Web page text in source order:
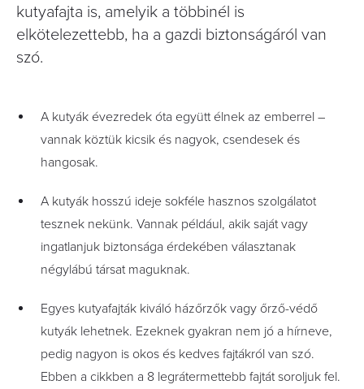
kutyafajta is, amelyik a többinél is
elkötelezettebb, ha a gazdi biztonságáról van
szó.
A kutyák évezredek óta együtt élnek az emberrel –
vannak köztük kicsik és nagyok, csendesek és
hangosak.
A kutyák hosszú ideje sokféle hasznos szolgálatot
tesznek nekünk. Vannak például, akik saját vagy
ingatlanjuk biztonsága érdekében választanak
négylábú társat maguknak.
Egyes kutyafajták kiváló házőrzők vagy őrző-védő
kutyák lehetnek. Ezeknek gyakran nem jó a hírneve,
pedig nagyon is okos és kedves fajtákról van szó.
Ebben a cikkben a 8 legrátermettebb fajtát soroljuk fel.